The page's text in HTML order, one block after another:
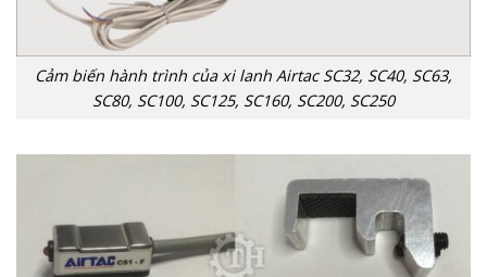
Cảm biến hành trình của xi lanh Airtac SC32, SC40, SC63,
SC80, SC100, SC125, SC160, SC200, SC250